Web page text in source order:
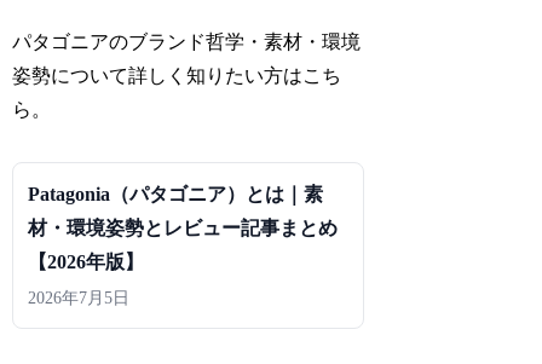
パタゴニアのブランド哲学・素材・環境
姿勢について詳しく知りたい方はこち
ら。
Patagonia（パタゴニア）とは｜素
材・環境姿勢とレビュー記事まとめ
【2026年版】
2026年7月5日